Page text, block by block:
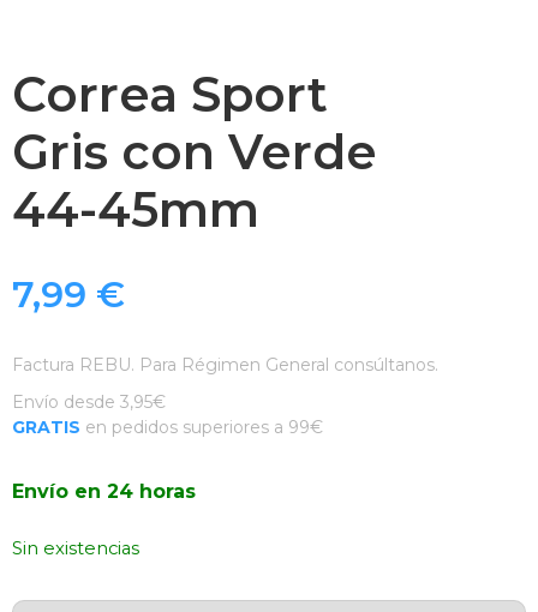
Correa Sport
Gris con Verde
44-45mm
7,99 €
Factura REBU. Para Régimen General consúltanos.
Envío desde 3,95€
GRATIS en pedidos superiores a 99€
Envío en 24 horas
Sin existencias
Accesorios
Garantía Zaraphone